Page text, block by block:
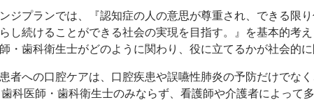
ジプランでは、『認知症の人の意思が尊重され、できる限
し続けることができる社会の実現を目指す。』を基本的考
・歯科衛生士がどのように関わり、役に立てるかが社会的に
者への口腔ケアは、口腔疾患や誤嚥性肺炎の予防だけでな
歯科医師・歯科衛生士のみならず、看護師や介護者によって